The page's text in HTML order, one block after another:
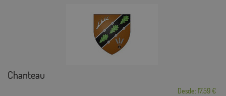
Chanteau
Desde: 17,59 €